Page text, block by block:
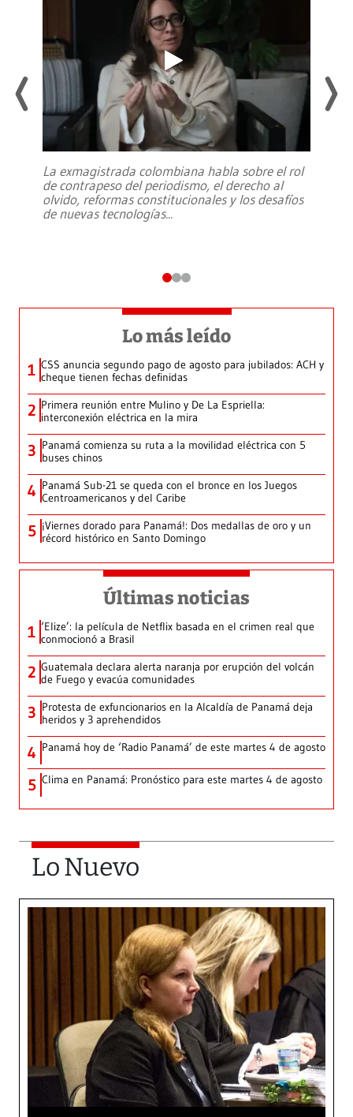
La exmagistrada colombiana habla sobre el rol
de contrapeso del periodismo, el derecho al
olvido, reformas constitucionales y los desafíos
de nuevas tecnologías...
Lo más leído
1 CSS anuncia segundo pago de agosto para jubilados: ACH y
cheque tienen fechas definidas
2 Primera reunión entre Mulino y De La Espriella:
interconexión eléctrica en la mira
3 Panamá comienza su ruta a la movilidad eléctrica con 5
buses chinos
4 Panamá Sub-21 se queda con el bronce en los Juegos
Centroamericanos y del Caribe
5 ¡Viernes dorado para Panamá!: Dos medallas de oro y un
récord histórico en Santo Domingo
Últimas noticias
1 ‘Elize’: la película de Netflix basada en el crimen real que
conmocionó a Brasil
2 Guatemala declara alerta naranja por erupción del volcán
de Fuego y evacúa comunidades
3 Protesta de exfuncionarios en la Alcaldía de Panamá deja
heridos y 3 aprehendidos
4 Panamá hoy de ‘Radio Panamá’ de este martes 4 de agosto
5 Clima en Panamá: Pronóstico para este martes 4 de agosto
Lo Nuevo